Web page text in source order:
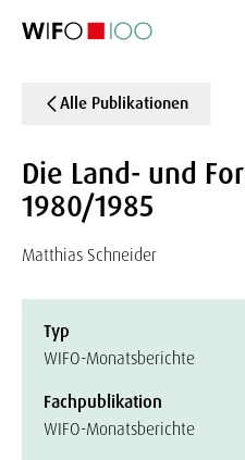
Alle Publikationen
Die Land- und
1980/1985
Matthias Schneider
Typ
WIFO-Monatsberichte
Fachpublikation
WIFO-Monatsberichte